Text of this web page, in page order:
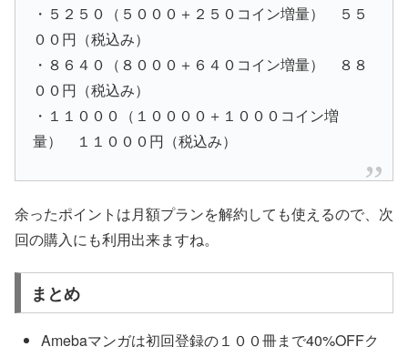
・５２５０（５０００＋２５０コイン増量） ５５
００円（税込み）
・８６４０（８０００＋６４０コイン増量） ８８
００円（税込み）
・１１０００（１００００＋１０００コイン増
量） １１０００円（税込み）
余ったポイントは月額プランを解約しても使えるので、次
回の購入にも利用出来ますね。
まとめ
Amebaマンガは初回登録の１００冊まで40%OFFク